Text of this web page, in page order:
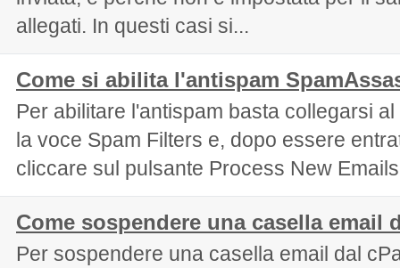
allegati. In questi casi si...
Come si abilita l'antispam
Per abilitare l'antispam basta collegarsi
la voce Spam Filters e, dopo essere
cliccare sul pulsante Process New
Come sospendere una casella email
Per sospendere una casella email dal